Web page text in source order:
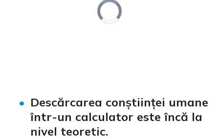
Video
Player
is
loading.
Descărcarea conștiinței umane
într-un calculator este încă la
nivel teoretic.